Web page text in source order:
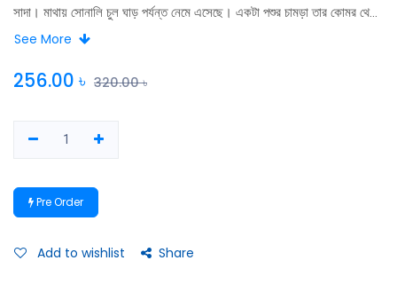
সাদা। মাথায় সােনালি চুল ঘাড় পর্যন্ত নেমে এসেছে। একটা পশুর চামড়া তার কোমর থেকে
ঝুলছে। ওপারে কিছু নেই, খালি গা। সুঠাম পেশিবহুল দেহ। উচু কপাল এবং খাড়া নাক।
See More
256.00 ৳ 320.00৳
Pre Order
Add to wishlist Share